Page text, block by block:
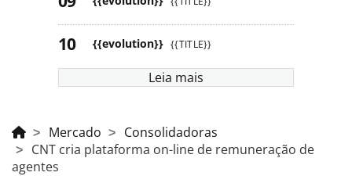
{{evolution}} {{TITLE}}
Leia mais
Mercado
Consolidadoras
CNT cria plataforma on-line de remuneração de
agentes